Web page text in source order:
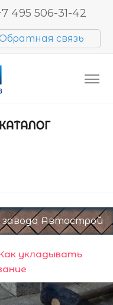
495 506-31-42
Обратная связь
плитки,
Автострой
укладывать